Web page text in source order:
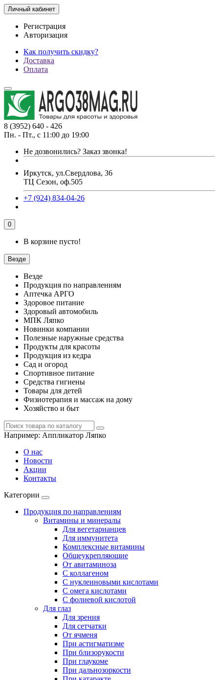
Личный кабинет
Регистрация
Авторизация
Как получить скидку?
Доставка
Оплата
8 (3952) 640 - 426
Пн. - Пт., с 11:00 до 19:00
Не дозвонились? Заказ звонка!
Иркутск, ул.Свердлова, 36
ТЦ Сезон, оф.505
+7 (924) 834-04-26
0
В корзине пусто!
Везде
Везде
Продукция по направлениям
Аптечка АРГО
Здоровое питание
Здоровый автомобиль
МПК Ляпко
Новинки компании
Полезные наружные средства
Продукты для красоты
Продукция из кедра
Сад и огород
Спортивное питание
Средства гигиены
Товары для детей
Физиотерапия и массаж на дому
Хозяйство и быт
Например: Аппликатор Ляпко
О нас
Новости
Акции
Контакты
Категории
Продукция по направлениям
Витамины и минералы
Для вегетарианцев
Для иммунитета
Комплексные витамины
Общеукрепляющие
От авитаминоза
С коллагеном
С нуклеиновыми кислотами
С омега кислотами
С фолиевой кислотой
Для глаз
Для зрения
Для сетчатки
От ячменя
При астигматизме
При близорукости
При глаукоме
При дальнозоркости